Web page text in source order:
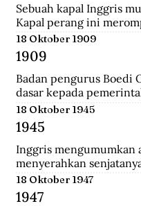
Sebuah kapal Inggris
Kapal perang ini
perahu fregat. Setelah
Inggris berupaya untuk
yang merupakan
merealisasikan rencana
Pulau Jawa.
18 Oktober 1909
1909
Badan pengurus Boedi
dasar kepada
1909, Boedi Oetomo
untuk menentukan arah
Konggres itu berjalan
Sudirohusodo dan
menghendaki
sementara kaum muda
dan Soetomo justru
18 Oktober 1945
1945
Inggris mengumumkan
menyerahkan
dengan giatnya
dan sekitarnya, seperti
18 Oktober 1947
1947